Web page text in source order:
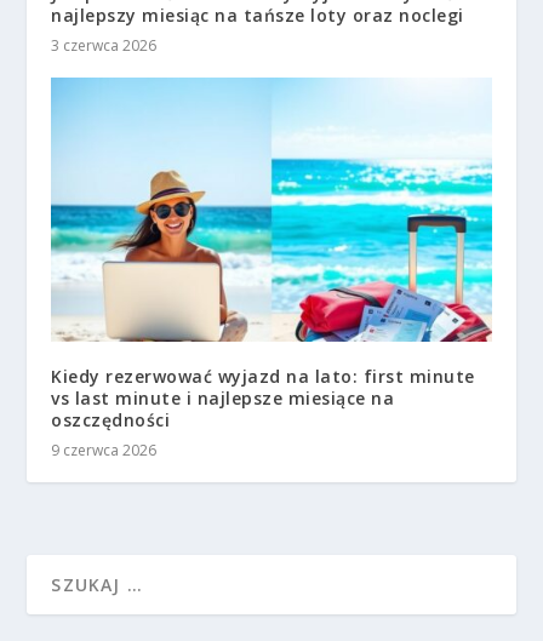
najlepszy miesiąc na tańsze loty oraz noclegi
3 czerwca 2026
Kiedy rezerwować wyjazd na lato: first minute
vs last minute i najlepsze miesiące na
oszczędności
9 czerwca 2026